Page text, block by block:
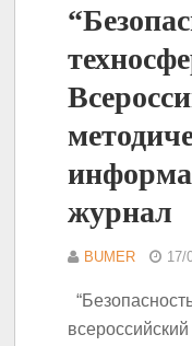
журнал
BUMER 17/